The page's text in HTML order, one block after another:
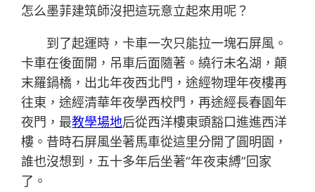
怎么墨菲建筑師沒把這玩意立起來用呢？
到了起運時，卡車一次只能拉一塊石屏風。
卡車在後面開，吊車后面隨著。繞行未名湖，顛
末羅鍋橋，出北年夜西北門，途經物理年夜樓再
往東，途經清華年夜學西校門，再途經長春園年
夜門，最教學場地后從西洋樓東頭豁口進進西洋
樓。昔時石屏風坐著馬車從這里分開了圓明園，
誰也沒想到，五十多年后坐著“年夜束縛”回家
了。